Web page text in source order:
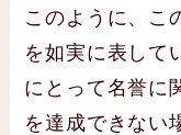
このように、こ
を如実に表して
にとって名誉に
を達成できない